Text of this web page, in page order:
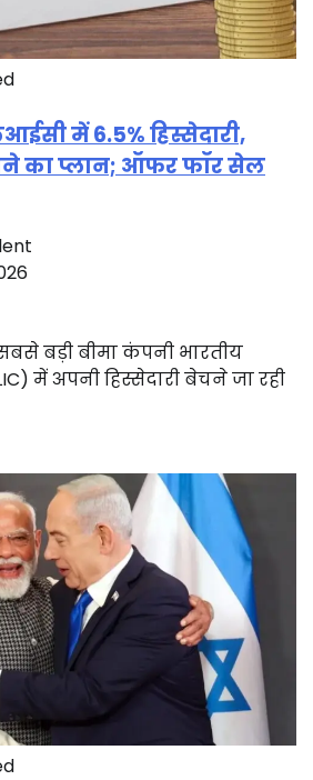
में 6.5% हिस्सेदारी,
का प्लान; ऑफर फॉर सेल
बड़ी बीमा कंपनी भारतीय
में अपनी हिस्सेदारी बेचने जा रही